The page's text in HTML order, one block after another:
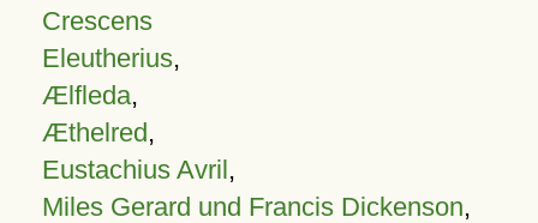
Crescens
Eleutherius,
Ælfleda,
Æthelred,
Eustachius Avril,
Miles Gerard und Francis Dickenson,